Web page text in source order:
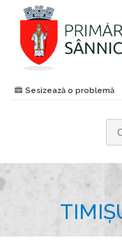
Sesizează o problemă